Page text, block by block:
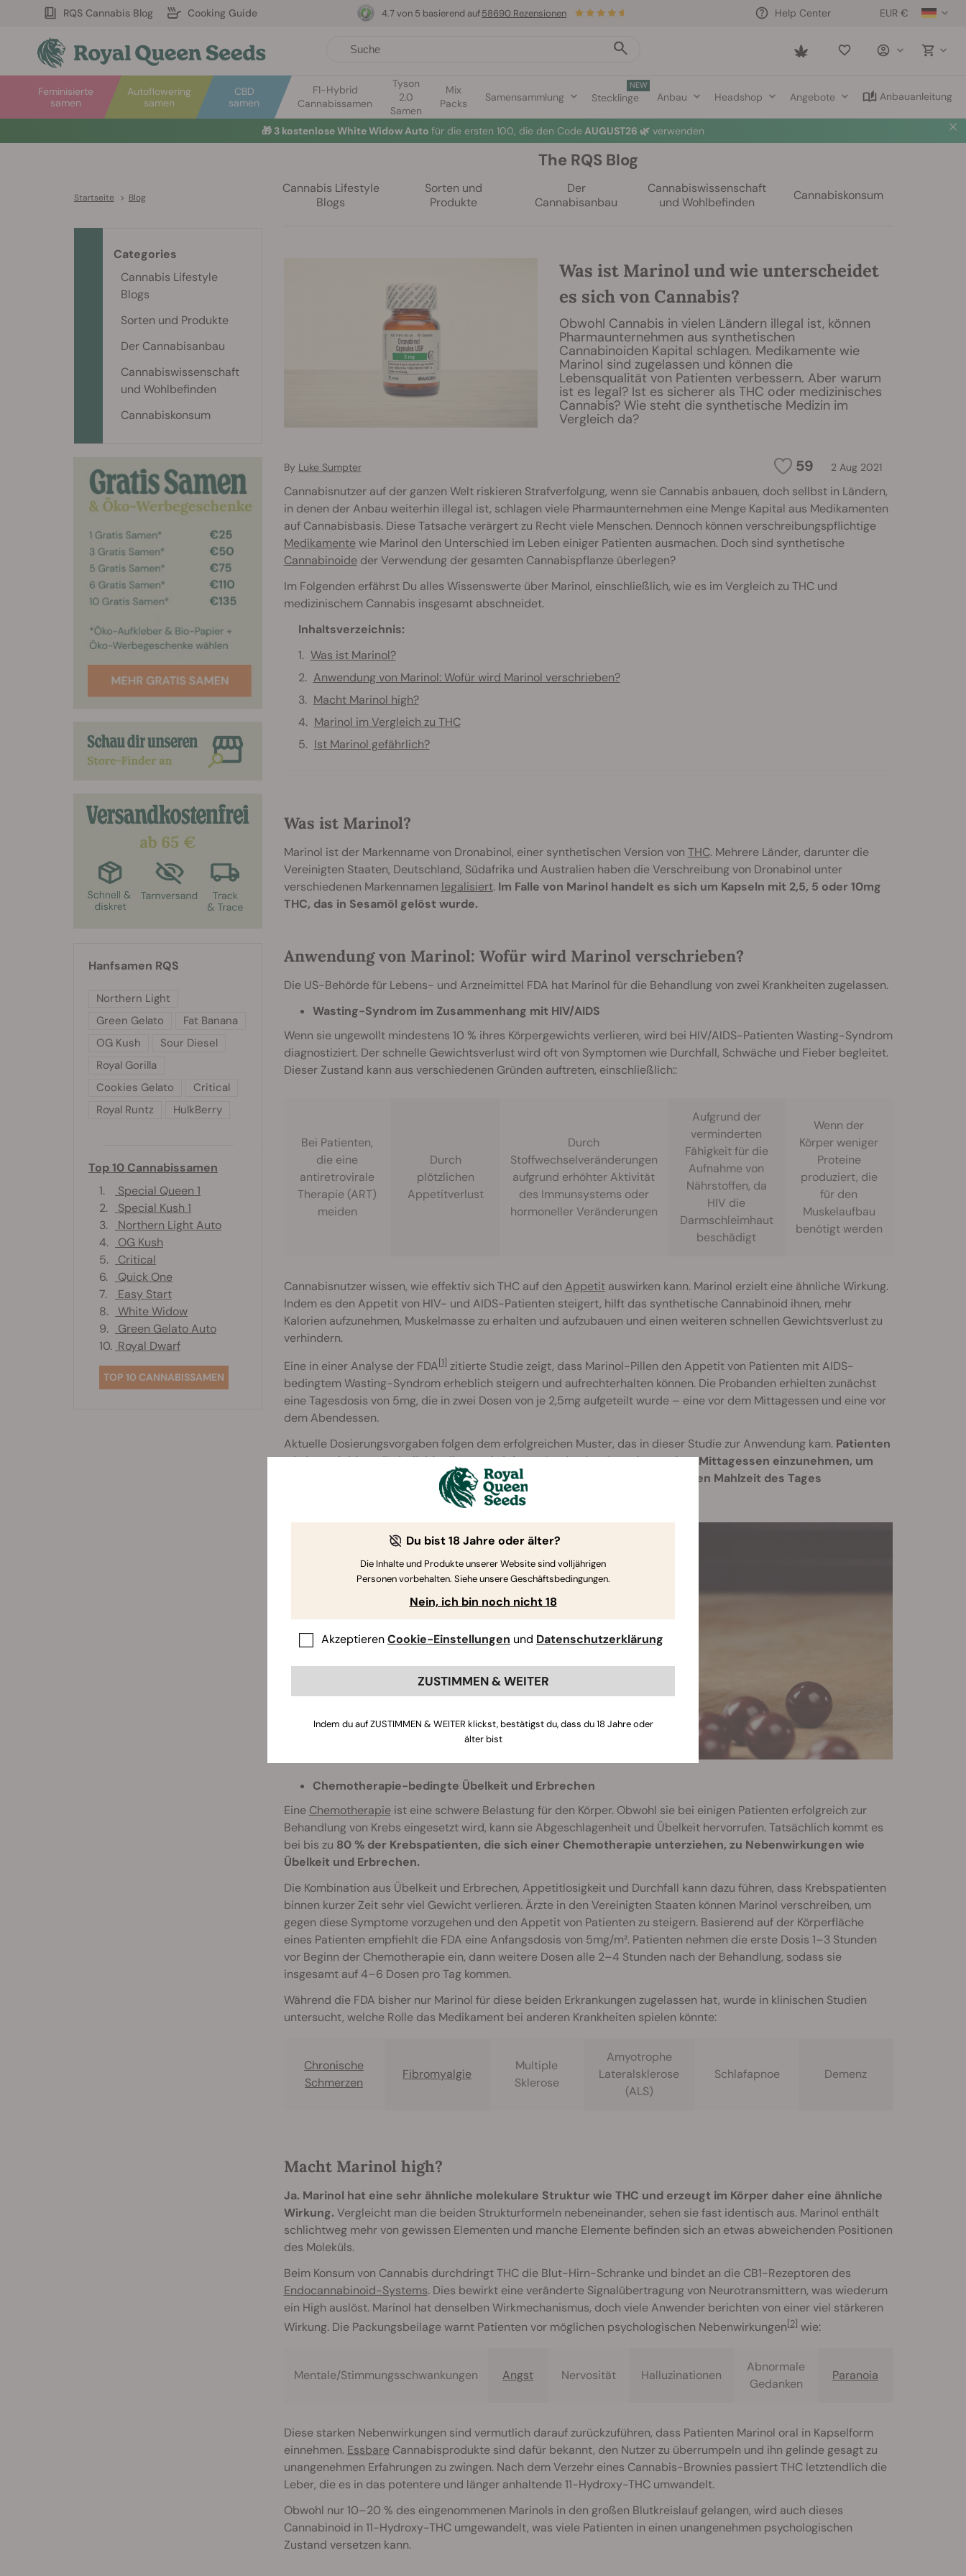
RQS Cannabis Blog Cooking Guide EUR €
Help Center
Saved
Autoflowering
samen
Feminisierte
samen
CBD
samen
F1-Hybrid
Cannabissamen
Tyson
2.0
Samen
Mix
Packs
Samensammlung
NEW
Stecklinge Anbau Headshop Angebote Anbauanleitung
4.7 von 5 basierend auf58690 Rezensionen
🎁 3 kostenlose White Widow Auto für die ersten 100, die den Code AUGUST26 🌿 verwenden
Startseite > Blog
The RQS Blog
Cannabis Lifestyle
Blogs
Sorten und
Produkte
Der
Cannabisanbau
Cannabiswissenschaft
und Wohlbefinden
Cannabiskonsum
Was ist Marinol und wie unterscheidet
es sich von Cannabis?
Obwohl Cannabis in vielen Ländern illegal ist, können
Pharmaunternehmen aus synthetischen
Cannabinoiden Kapital schlagen. Medikamente wie
Marinol sind zugelassen und können die
Lebensqualität von Patienten verbessern. Aber warum
ist es legal? Ist es sicherer als THC oder medizinisches
Cannabis? Wie steht die synthetische Medizin im
Vergleich da?
59 2 Aug 2021
By Luke Sumpter
Cannabisnutzer auf der ganzen Welt riskieren Strafverfolgung, wenn sie Cannabis anbauen, doch sellbst in Ländern,
in denen der Anbau weiterhin illegal ist, schlagen viele Pharmaunternehmen eine Menge Kapital aus Medikamenten
auf Cannabisbasis. Diese Tatsache verärgert zu Recht viele Menschen. Dennoch können verschreibungspflichtige
Medikamentewie Marinol den Unterschied im Leben einiger Patienten ausmachen. Doch sind synthetische
Cannabinoideder Verwendung der gesamten Cannabispflanze überlegen?
Im Folgenden erfährst Du alles Wissenswerte über Marinol, einschließlich, wie es im Vergleich zu THC und
medizinischem Cannabis insgesamt abschneidet.
Inhaltsverzeichnis:
Was ist Marinol?
Anwendung von Marinol: Wofür wird Marinol verschrieben?
Macht Marinol high?
Marinol im Vergleich zu THC
Ist Marinol gefährlich?
Was ist Marinol?
Marinol ist der Markenname von Dronabinol, einer synthetischen Version von THC. Mehrere Länder, darunter die
Vereinigten Staaten, Deutschland, Südafrika und Australien haben die Verschreibung von Dronabinol unter
verschiedenen Markennamen legalisiert.Im Falle von Marinol handelt es sich um Kapseln mit 2,5, 5 oder 10mg
THC, das in Sesamöl gelöst wurde.
Anwendung von Marinol: Wofür wird Marinol verschrieben?
Die US-Behörde für Lebens- und Arzneimittel FDA hat Marinol für die Behandlung von zwei Krankheiten zugelassen.
Wasting-Syndrom im Zusammenhang mit HIV/AIDS
Wenn sie ungewollt mindestens 10 % ihres Körpergewichts verlieren, wird bei HIV/AIDS-Patienten Wasting-Syndrom
diagnostiziert. Der schnelle Gewichtsverlust wird oft von Symptomen wie Durchfall, Schwäche und Fieber begleitet.
Dieser Zustand kann aus verschiedenen Gründen auftreten, einschließlich::
Bei Patienten,
die eine
antiretrovirale
Therapie (ART)
meiden
Durch
plötzlichen
Appetitverlust
Durch
Stoffwechselveränderungen
aufgrund erhöhter Aktivität
des Immunsystems oder
hormoneller Veränderungen
Aufgrund der
verminderten
Fähigkeit für die
Aufnahme von
Nährstoffen, da
HIV die
Darmschleimhaut
beschädigt
Wenn der
Körper weniger
Proteine
produziert, die
für den
Muskelaufbau
benötigt werden
Cannabisnutzer wissen, wie effektiv sich THC auf den Appetitauswirken kann. Marinol erzielt eine ähnliche Wirkung.
Indem es den Appetit von HIV- und AIDS-Patienten steigert, hilft das synthetische Cannabinoid ihnen, mehr
Kalorien aufzunehmen, Muskelmasse zu erhalten und aufzubauen und einen weiteren schnellen Gewichtsverlust zu
verhindern.
Eine in einer Analyse der FDA[1] zitierte Studie zeigt, dass Marinol-Pillen den Appetit von Patienten mit AIDS-
bedingtem Wasting-Syndrom erheblich steigern und aufrechterhalten können. Die Probanden erhielten zunächst
eine Tagesdosis von 5mg, die in zwei Dosen von je 2,5mg aufgeteilt wurde – eine vor dem Mittagessen und eine vor
dem Abendessen.
Aktuelle Dosierungsvorgaben folgen dem erfolgreichen Muster, das in dieser Studie zur Anwendung kam. Patienten
wird empfohlen, die individuell verschriebene Dosis eine Stunde vor dem Mittagessen einzunehmen, um
den Appetit zu steigern, und eine weitere Dosis eine Stunde vor der letzten Mahlzeit des Tages
Chemotherapie-bedingte Übelkeit und Erbrechen
Eine Chemotherapieist eine schwere Belastung für den Körper. Obwohl sie bei einigen Patienten erfolgreich zur
Behandlung von Krebs eingesetzt wird, kann sie Abgeschlagenheit und Übelkeit hervorrufen. Tatsächlich kommt es
bei bis zu 80 % der Krebspatienten, die sich einer Chemotherapie unterziehen, zu Nebenwirkungen wie
Übelkeit und Erbrechen.
Die Kombination aus Übelkeit und Erbrechen, Appetitlosigkeit und Durchfall kann dazu führen, dass Krebspatienten
binnen kurzer Zeit sehr viel Gewicht verlieren. Ärzte in den Vereinigten Staaten können Marinol verschreiben, um
gegen diese Symptome vorzugehen und den Appetit von Patienten zu steigern. Basierend auf der Körperfläche
eines Patienten empfiehlt die FDA eine Anfangsdosis von 5mg/m². Patienten nehmen die erste Dosis 1–3 Stunden
vor Beginn der Chemotherapie ein, dann weitere Dosen alle 2–4 Stunden nach der Behandlung, sodass sie
insgesamt auf 4–6 Dosen pro Tag kommen.
Während die FDA bisher nur Marinol für diese beiden Erkrankungen zugelassen hat, wurde in klinischen Studien
untersucht, welche Rolle das Medikament bei anderen Krankheiten spielen könnte:
Chronische
Schmerzen
Fibromyalgie
Multiple
Sklerose
Amyotrophe
Lateralsklerose
(ALS)
Schlafapnoe Demenz
Macht Marinol high?
Ja. Marinol hat eine sehr ähnliche molekulare Struktur wie THC und erzeugt im Körper daher eine ähnliche
Wirkung. Vergleicht man die beiden Strukturformeln nebeneinander, sehen sie fast identisch aus. Marinol enthält
schlichtweg mehr von gewissen Elementen und manche Elemente befinden sich an etwas abweichenden Positionen
des Moleküls.
Beim Konsum von Cannabis durchdringt THC die Blut-Hirn-Schranke und bindet an die CB1-Rezeptoren des
Endocannabinoid-Systems. Dies bewirkt eine veränderte Signalübertragung von Neurotransmittern, was wiederum
ein High auslöst. Marinol hat denselben Wirkmechanismus, doch viele Anwender berichten von einer viel stärkeren
Wirkung. Die Packungsbeilage warnt Patienten vor möglichen psychologischen Nebenwirkungen[2] wie:
Mentale/Stimmungsschwankungen Angst Nervosität Halluzinationen
Abnormale
Gedanken
Paranoia
Diese starken Nebenwirkungen sind vermutlich darauf zurückzuführen, dass Patienten Marinol oral in Kapselform
einnehmen. EssbareCannabisprodukte sind dafür bekannt, den Nutzer zu überrumpeln und ihn gelinde gesagt zu
unangenehmen Erfahrungen zu zwingen. Nach dem Verzehr eines Cannabis-Brownies passiert THC letztendlich die
Leber, die es in das potentere und länger anhaltende 11-Hydroxy-THC umwandelt.
Obwohl nur 10–20 % des eingenommenen Marinols in den großen Blutkreislauf gelangen, wird auch dieses
Cannabinoid in 11-Hydroxy-THC umgewandelt, was viele Patienten in einen unangenehmen psychologischen
Zustand versetzen kann.
Categories
Cannabis Lifestyle
Blogs
Sorten und Produkte
Der Cannabisanbau
Cannabiswissenschaft
und Wohlbefinden
Cannabiskonsum
Hanfsamen RQS
Northern Light
Green Gelato
Fat Banana
OG Kush
Sour Diesel
Royal Gorilla
Cookies Gelato
Critical
Royal Runtz
HulkBerry
Top 10 Cannabissamen
1.
Special Queen 1
2.
Special Kush 1
3.
Northern Light Auto
4.
OG Kush
5.
Critical
6.
Quick One
7.
Easy Start
8.
White Widow
9.
Green Gelato Auto
10. Royal Dwarf
TOP 10 CANNABISSAMEN
Du bist 18 Jahre oder älter?
Die Inhalte und Produkte unserer Website sind volljährigen
Personen vorbehalten. Siehe unsere Geschäftsbedingungen.
Nein, ich bin noch nicht 18
AkzeptierenCookie-Einstellungen und Datenschutzerklärung
ZUSTIMMEN & WEITER
Indem du auf ZUSTIMMEN & WEITER klickst, bestätigst du, dass du 18 Jahre oder
älter bist